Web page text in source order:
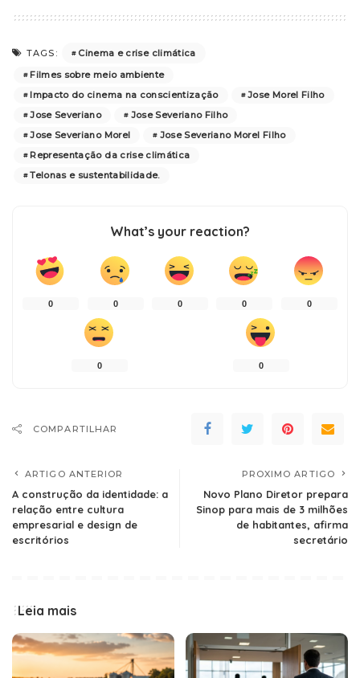
TAGS:
Cinema e crise climática
Filmes sobre meio ambiente
Impacto do cinema na conscientização
Jose Morel Filho
Jose Severiano
Jose Severiano Filho
Jose Severiano Morel
Jose Severiano Morel Filho
Representação da crise climática
Telonas e sustentabilidade.
What’s your reaction?
0 0 0 0 0
0 0
COMPARTILHAR
ARTIGO ANTERIOR
A construção da identidade: a
relação entre cultura
empresarial e design de
escritórios
PROXIMO ARTIGO
Novo Plano Diretor prepara
Sinop para mais de 3 milhões
de habitantes, afirma
secretário
Leia mais